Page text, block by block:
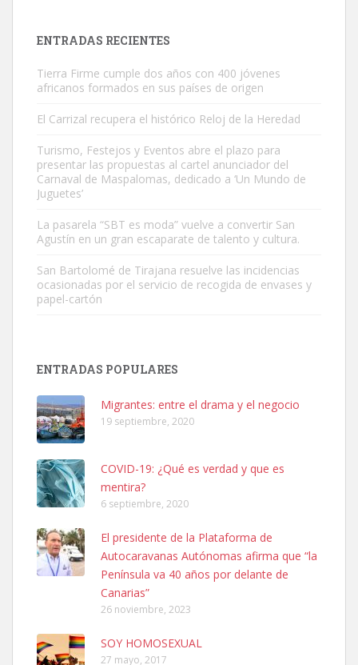
Adopción urgente
Busco adopción responsable para mi perra. Pastor alemán,
hembra, 4 años. Por motivos personales ...
Leales.org » Gran Canaria
Ninfa perdida
El día 5 se los perdió una ninfa papillera, asustada tiene miedo a la
calle, se perdió por la zon...
Leales.org » Gran Canaria
6.7.2025
ENTRADAS RECIENTES
Tierra Firme cumple dos años con 400 jóvenes
africanos formados en sus países de origen
El Carrizal recupera el histórico Reloj de la Heredad
Turismo, Festejos y Eventos abre el plazo para
presentar las propuestas al cartel anunciador del
Carnaval de Maspalomas, dedicado a ‘Un Mundo de
Juguetes’
La pasarela “SBT es moda” vuelve a convertir San
Agustín en un gran escaparate de talento y cultura.
San Bartolomé de Tirajana resuelve las incidencias
ocasionadas por el servicio de recogida de envases y
papel-cartón
ENTRADAS POPULARES
Migrantes: entre el drama y el negocio
19 septiembre, 2020
COVID-19: ¿Qué es verdad y que es
mentira?
6 septiembre, 2020
El presidente de la Plataforma de
Autocaravanas Autónomas afirma que “la
Península va 40 años por delante de
Canarias”
26 noviembre, 2023
SOY HOMOSEXUAL
27 mayo, 2017